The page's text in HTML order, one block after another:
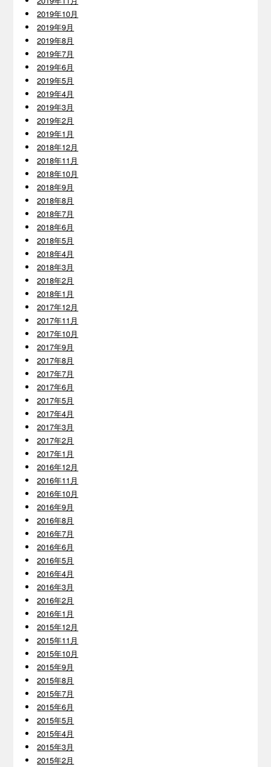
2019年10月
2019年9月
2019年8月
2019年7月
2019年6月
2019年5月
2019年4月
2019年3月
2019年2月
2019年1月
2018年12月
2018年11月
2018年10月
2018年9月
2018年8月
2018年7月
2018年6月
2018年5月
2018年4月
2018年3月
2018年2月
2018年1月
2017年12月
2017年11月
2017年10月
2017年9月
2017年8月
2017年7月
2017年6月
2017年5月
2017年4月
2017年3月
2017年2月
2017年1月
2016年12月
2016年11月
2016年10月
2016年9月
2016年8月
2016年7月
2016年6月
2016年5月
2016年4月
2016年3月
2016年2月
2016年1月
2015年12月
2015年11月
2015年10月
2015年9月
2015年8月
2015年7月
2015年6月
2015年5月
2015年4月
2015年3月
2015年2月